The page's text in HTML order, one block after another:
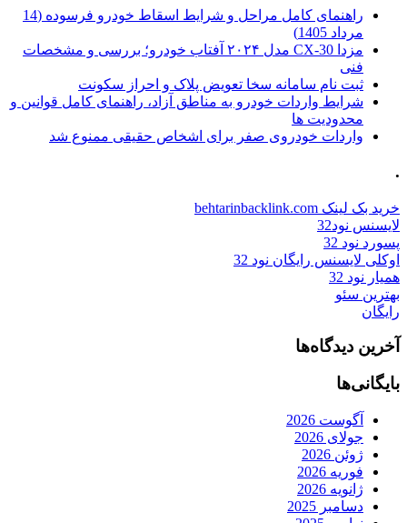
راهنمای کامل مراحل و شرایط اسقاط خودرو فرسوده (14
مرداد 1405)
مزدا CX-30 مدل ۲۰۲۴ آفتاب خودرو؛ بررسی و مشخصات
فنی
ثبت نام سامانه سخا تعویض پلاک و احراز سکونت
شرایط واردات خودرو به مناطق آزاد، راهنمای کامل قوانین و
محدودیت ها
واردات خودروی صفر برای اشخاص حقیقی ممنوع شد
.
خرید بک لینک behtarinbacklink.com
لایسنس نود32
پسورد نود 32
اوکلی لایسنس رایگان نود 32
همیار نود 32
بهترین سئو
رایگان
آخرین دیدگاه‌ها
بایگانی‌ها
آگوست 2026
جولای 2026
ژوئن 2026
فوریه 2026
ژانویه 2026
دسامبر 2025